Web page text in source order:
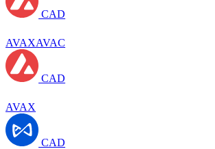
CAD
AVAXAVAC
CAD
AVAX
CAD